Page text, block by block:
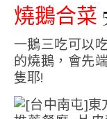
燒鵝合菜
一鵝三吃可以
的燒鵝，會先
隻耶!